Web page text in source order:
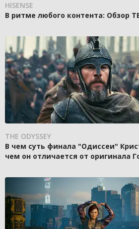
HISENSE
В ритме любого контента: Обзор ТВ
THE ODYSSEY
В чем суть финала "Одиссеи"
чем он отличается от оригинала